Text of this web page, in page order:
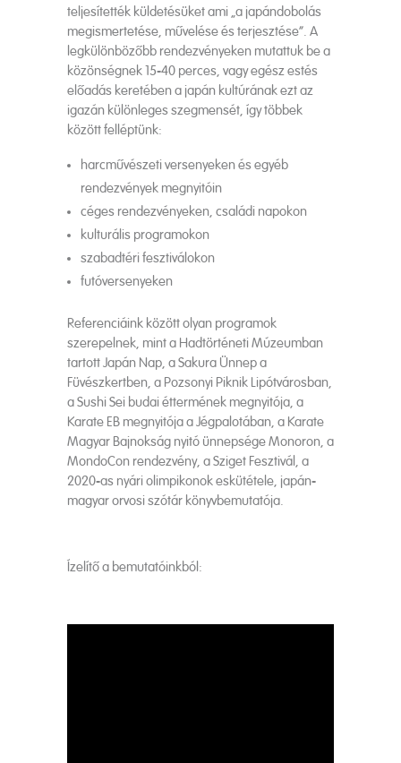
teljesítették küldetésüket ami „a japándobolás
megismertetése, művelése és terjesztése”. A
legkülönbözőbb rendezvényeken mutattuk be a
közönségnek 15-40 perces, vagy egész estés
előadás keretében a japán kultúrának ezt az
igazán különleges szegmensét, így többek
között felléptünk:
harcművészeti versenyeken és egyéb
rendezvények megnyitóin
céges rendezvényeken, családi napokon
kulturális programokon
szabadtéri fesztiválokon
futóversenyeken
Referenciáink között olyan programok
szerepelnek, mint a Hadtörténeti Múzeumban
tartott Japán Nap, a Sakura Ünnep a
Füvészkertben, a Pozsonyi Piknik Lipótvárosban,
a Sushi Sei budai éttermének megnyitója, a
Karate EB megnyitója a Jégpalotában, a Karate
Magyar Bajnokság nyitó ünnepsége Monoron, a
MondoCon rendezvény, a Sziget Fesztivál, a
2020-as nyári olimpikonok eskütétele, japán-
magyar orvosi szótár könyvbemutatója.
Ízelítő a bemutatóinkból: